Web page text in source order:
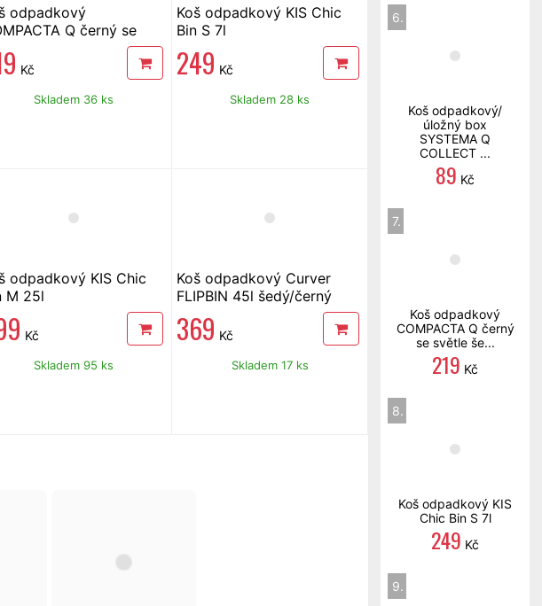
odpadkový
Q černý se
šedým víkem 25l
Kč
Skladem 36 ks
Koš odpadkový KIS Chic
Bin S 7l
249 Kč
Skladem 28 ks
odpadkový KIS Chic
M 25l
Kč
Skladem 95 ks
Koš odpadkový Curver
FLIPBIN 45l šedý/černý
369 Kč
Skladem 17 ks
6.
Koš odpadkový/
úložný box
SYSTEMA Q
COLLECT ...
89 Kč
7.
Koš odpadkový
COMPACTA Q černý
se světle še...
219 Kč
8.
Koš odpadkový KIS
Chic Bin S 7l
249 Kč
9.